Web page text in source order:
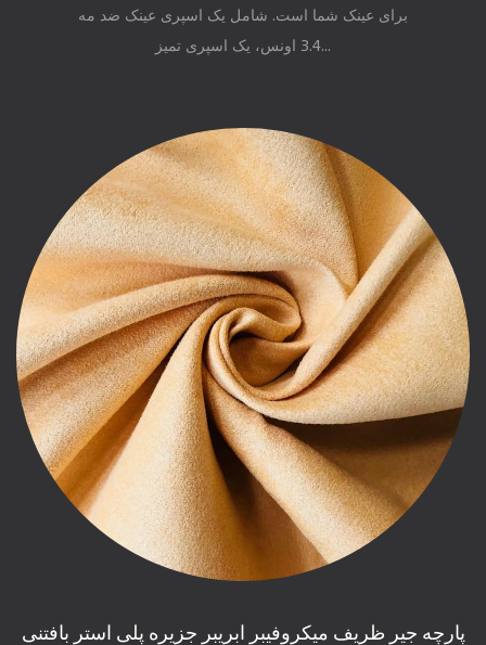
برای عینک شما است. شامل یک اسپری عینک ضد مه
3.4 اونس، یک اسپری تمیز...
پارچه جیر ظریف میکروفیبر ابریبر جزیره پلی استر بافتنی